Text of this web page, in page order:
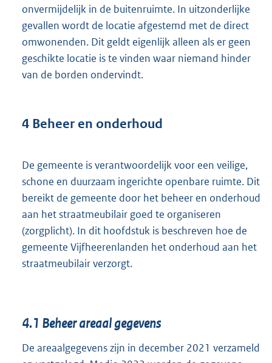
onvermijdelijk in de buitenruimte. In uitzonderlijke
gevallen wordt de locatie afgestemd met de direct
omwonenden. Dit geldt eigenlijk alleen als er geen
geschikte locatie is te vinden waar niemand hinder
van de borden ondervindt.
4 Beheer en onderhoud
De gemeente is verantwoordelijk voor een veilige,
schone en duurzaam ingerichte openbare ruimte. Dit
bereikt de gemeente door het beheer en onderhoud
aan het straatmeubilair goed te organiseren
(zorgplicht). In dit hoofdstuk is beschreven hoe de
gemeente Vijfheerenlanden het onderhoud aan het
straatmeubilair verzorgt.
4.1 Beheer areaal gegevens
De areaalgegevens zijn in december 2021 verzameld